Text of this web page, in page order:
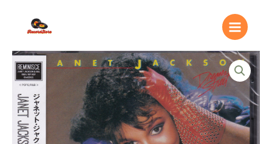
contenido
Main
Menu
Janet
Jackson
Dream
Street
quantity